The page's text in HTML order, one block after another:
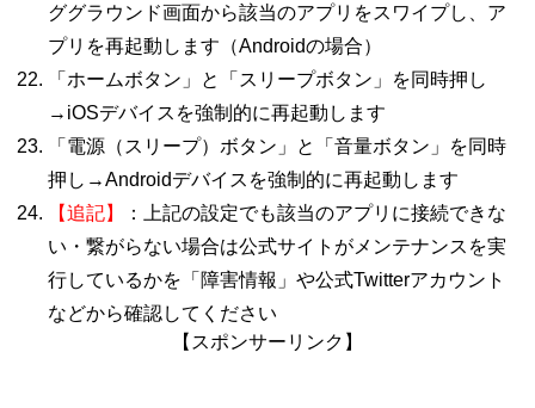
ググラウンド画面から該当のアプリをスワイプし、ア
プリを再起動します（Androidの場合）
「ホームボタン」と「スリープボタン」を同時押し
→ iOSデバイスを強制的に再起動します
「電源（スリープ）ボタン」と「音量ボタン」を同時
押し→Androidデバイスを強制的に再起動します
【追記】
：上記の設定でも該当のアプリに接続できな
い・繋がらない場合は公式サイトがメンテナンスを実
行しているかを「障害情報」や公式Twitterアカ ウント
などから確認してください
【スポンサーリンク】